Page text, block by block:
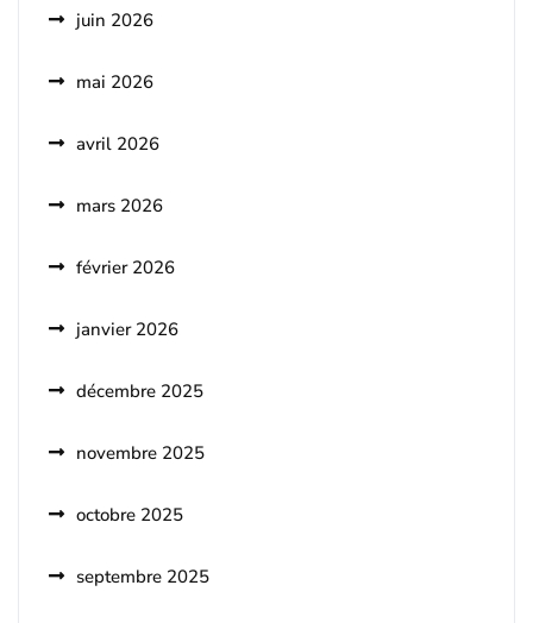
juin 2026
mai 2026
avril 2026
mars 2026
février 2026
janvier 2026
décembre 2025
novembre 2025
octobre 2025
septembre 2025